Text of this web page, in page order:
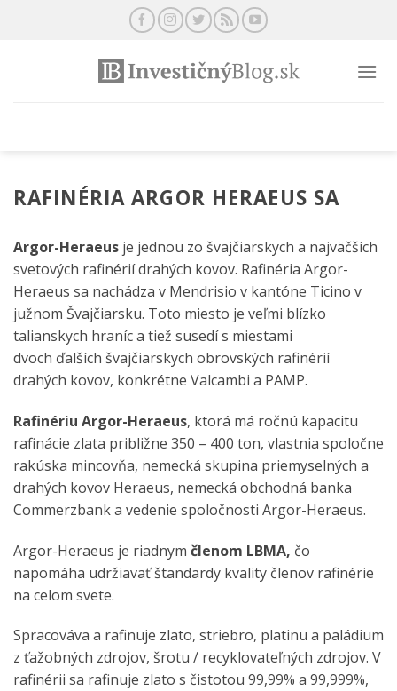
RAFINÉRIA ARGOR HERAEUS SA
Argor-Heraeus je jednou zo švajčiarskych a najväčších
svetových rafinérií drahých kovov. Rafinéria Argor-
Heraeus sa nachádza v Mendrisio v kantóne Ticino v
južnom Švajčiarsku. Toto miesto je veľmi blízko
talianskych hraníc a tiež susedí s miestami
dvoch ďalších švajčiarskych obrovských rafinérií
drahých kovov, konkrétne Valcambi a PAMP.
Rafinériu Argor-Heraeus, ktorá má ročnú kapacitu
rafinácie zlata približne 350 – 400 ton, vlastnia spoločne
rakúska mincovňa, nemecká skupina priemyselných a
drahých kovov Heraeus, nemecká obchodná banka
Commerzbank a vedenie spoločnosti Argor-Heraeus.
Argor-Heraeus je riadnym členom LBMA, čo
napomáha udržiavať štandardy kvality členov rafinérie
na celom svete.
Spracováva a rafinuje zlato, striebro, platinu a paládium
z ťažobných zdrojov, šrotu / recyklovateľných zdrojov. V
rafinérii sa rafinuje zlato s čistotou 99,99% a 99,999%,